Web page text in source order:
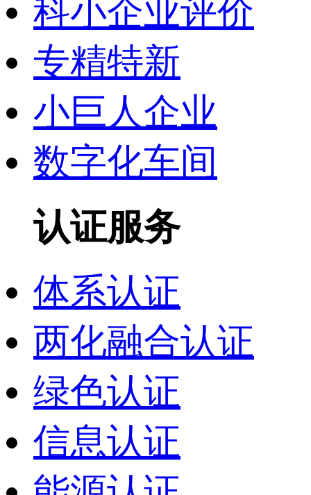
科小企业评价
专精特新
小巨人企业
数字化车间
认证服务
体系认证
两化融合认证
绿色认证
信息认证